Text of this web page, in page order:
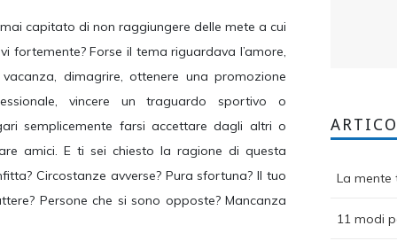
capitato di non raggiungere delle mete a cui
fortemente? Forse il tema riguardava l’amore,
dimagrire, ottenere una promozione
vincere un traguardo sportivo o
semplicemente farsi accettare dagli altri o
amici. E ti sei chiesto la ragione di questa
Circostanze avverse? Pura sfortuna? Il tuo
Persone che si sono opposte? Mancanza
La mente
11 modi